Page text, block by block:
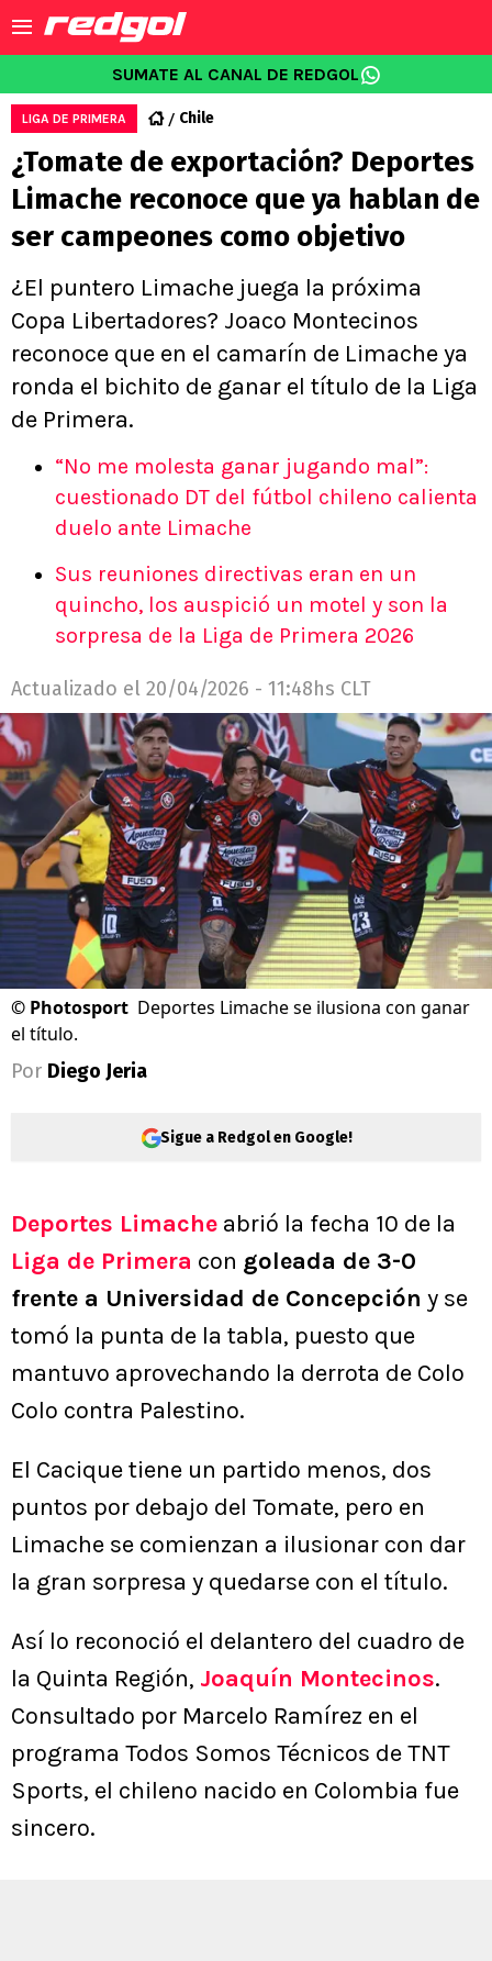
SUMATE AL CANAL DE REDGOL
LIGA DE PRIMERA Chile
¿Tomate de exportación? Deportes
Limache reconoce que ya hablan de
ser campeones como objetivo
¿El puntero Limache juega la próxima
Copa Libertadores? Joaco Montecinos
reconoce que en el camarín de Limache ya
ronda el bichito de ganar el título de la Liga
de Primera.
“No me molesta ganar jugando mal”:
cuestionado DT del fútbol chileno calienta
duelo ante Limache
Sus reuniones directivas eran en un
quincho, los auspició un motel y son la
sorpresa de la Liga de Primera 2026
Actualizado el 20/04/2026 - 11:48hs CLT
© Photosport Deportes Limache se ilusiona con ganar
el título.
Por Diego Jeria
Sigue a Redgol en Google!
Deportes Limache abrió la fecha 10 de la
Liga de Primera con goleada de 3-0
frente a Universidad de Concepción y se
tomó la punta de la tabla, puesto que
mantuvo aprovechando la derrota de Colo
Colo contra Palestino.
El Cacique tiene un partido menos, dos
puntos por debajo del Tomate, pero en
Limache se comienzan a ilusionar con dar
la gran sorpresa y quedarse con el título.
Así lo reconoció el delantero del cuadro de
la Quinta Región, Joaquín Montecinos.
Consultado por Marcelo Ramírez en el
programa Todos Somos Técnicos de TNT
Sports, el chileno nacido en Colombia fue
sincero.